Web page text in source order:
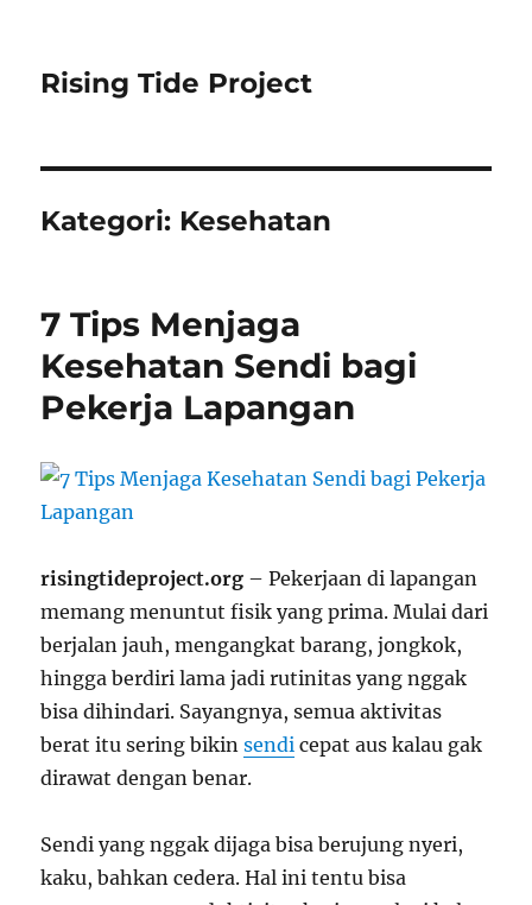
Rising Tide Project
Kategori: Kesehatan
7 Tips Menjaga
Kesehatan Sendi bagi
Pekerja Lapangan
risingtideproject.org – Pekerjaan di lapangan
memang menuntut fisik yang prima. Mulai dari
berjalan jauh, mengangkat barang, jongkok,
hingga berdiri lama jadi rutinitas yang nggak
bisa dihindari. Sayangnya, semua aktivitas
berat itu sering bikinsendi cepat aus kalau gak
dirawat dengan benar.
Sendi yang nggak dijaga bisa berujung nyeri,
kaku, bahkan cedera. Hal ini tentu bisa